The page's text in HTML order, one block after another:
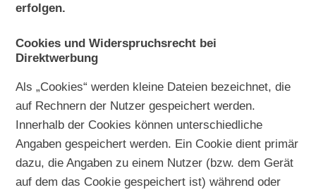
erfolgen.
Cookies und Widerspruchsrecht bei
Direktwerbung
Als „Cookies“ werden kleine Dateien bezeichnet, die
auf Rechnern der Nutzer gespeichert werden.
Innerhalb der Cookies können unterschiedliche
Angaben gespeichert werden. Ein Cookie dient primär
dazu, die Angaben zu einem Nutzer (bzw. dem Gerät
auf dem das Cookie gespeichert ist) während oder